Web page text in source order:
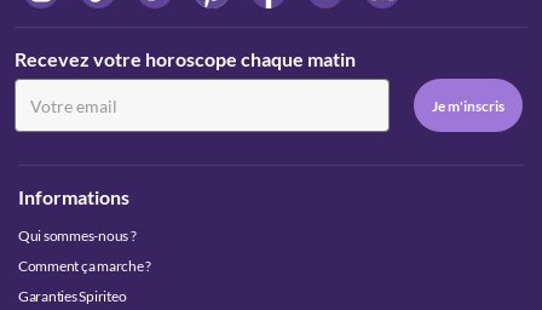
Recevez votre horoscope chaque matin
Informations
Qui sommes-nous ?
Comment ça marche ?
Garanties Spiriteo